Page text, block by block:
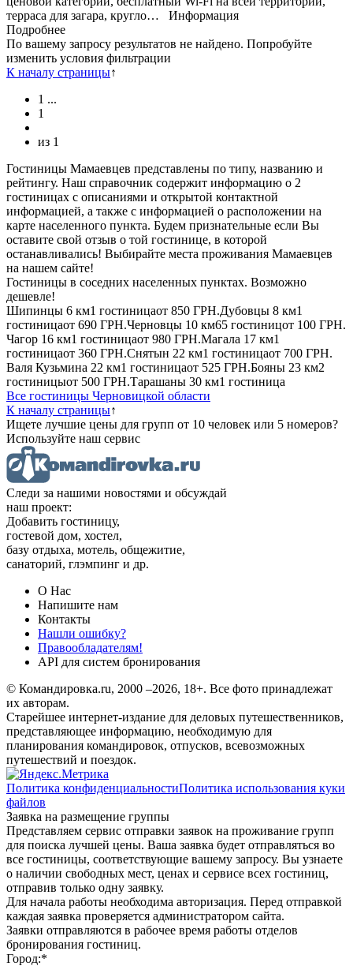
терраса для загара, кругло… Информация
Подробнее
По вашему запросу результатов не найдено. Попробуйте
изменить условия фильтрации
К началу страницы↑
1 ...
1
из 1
Гостиницы Мамаевцев представлены по типу, названию и
рейтингу. Наш справочник содержит информацию о 2
гостиницах с описаниями и открытой контактной
информацией, а также с информацией о расположении на
карте населенного пункта. Будем признательные если Вы
оставите свой отзыв о той гостинице, в которой
останавливались! Выбирайте места проживания Мамаевцев
на нашем сайте!
Гостиницы в соседних населенных пунктах. Возможно
дешевле!
Шипинцы 6 км1 гостиницаот 850 ГРН.Дубовцы 8 км1
гостиницаот 690 ГРН.Черновцы 10 км65 гостиницот 100 ГРН.
Чагор 16 км1 гостиницаот 980 ГРН.Магала 17 км1
гостиницаот 360 ГРН.Снятын 22 км1 гостиницаот 700 ГРН.
Валя Кузьмина 22 км1 гостиницаот 525 ГРН.Бояны 23 км2
гостиницыот 500 ГРН.Тарашаны 30 км1 гостиница
Все гостиницы Черновицкой области
К началу страницы↑
Ищете лучшие цены для групп от 10 человек или 5 номеров?
Используйте наш сервис
Следи за нашими новостями и обсуждай
наш проект:
Добавить гостиницу,
гостевой дом, хостел,
базу отдыха, мотель, общежитие,
санаторий, глэмпинг и др.
О Нас
Напишите нам
Контакты
Нашли ошибку?
Правообладателям!
API для систем бронирования
© Командировка.ru, 2000 –2026, 18+. Все фото принадлежат
их авторам.
Старейшее интернет-издание для деловых путешественников,
представляющее информацию, необходимую для
планирования командировок, отпусков, всевозможных
путешествий и поездок.
Политика конфиденциальностиПолитика использования куки
файлов
Заявка на размещение группы
Представляем сервис отправки заявок на проживание групп
для поиска лучшей цены. Ваша заявка будет отправляться во
все гостиницы, соответствующие вашему запросу. Вы узнаете
о наличии свободных мест, ценах и сервисе всех гостиниц,
отправив только одну заявку.
Для начала работы необходима авторизация. Перед отправкой
каждая заявка проверяется администратором сайта.
Заявки отправляются в рабочее время работы отделов
бронирования гостиниц.
Город:*